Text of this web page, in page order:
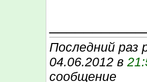
Последний раз
04.06.2012 в
сообщение